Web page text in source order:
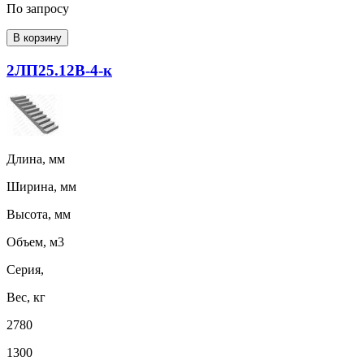
По запросу
В корзину
2ЛП25.12В-4-к
Длина, мм
Ширина, мм
Высота, мм
Объем, м3
Серия,
Вес, кг
2780
1300